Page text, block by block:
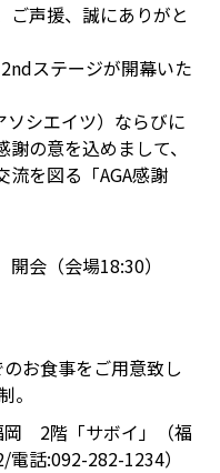
ご声援、誠にありがと
ステージが開幕いた
ソシエイツ）ならびに
の意を込めまして、
を図る「AGA感謝
会（会場18:30）
お食事をご用意致し
。
岡 2階「サボイ」（福
話:092-282-1234）